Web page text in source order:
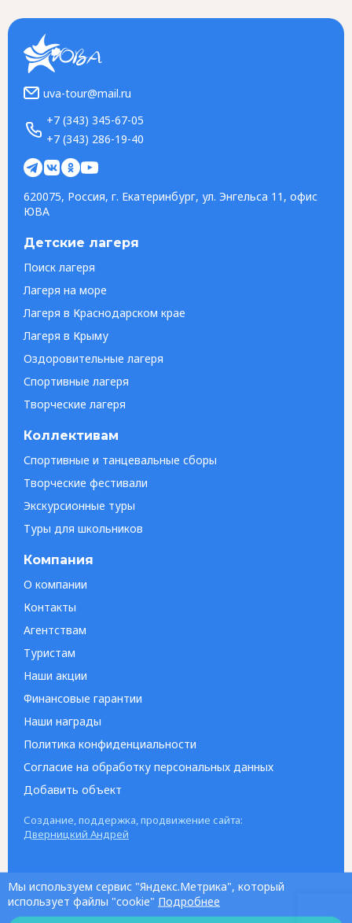
uva-tour@mail.ru
+7 (343) 345-67-05
+7 (343) 286-19-40
620075, Россия, г. Екатеринбург, ул. Энгельса 11, офис
ЮВА
Детские лагеря
Поиск лагеря
Лагеря на море
Лагеря в Краснодарском крае
Лагеря в Крыму
Оздоровительные лагеря
Спортивные лагеря
Творческие лагеря
Коллективам
Спортивные и танцевальные сборы
Творческие фестивали
Экскурсионные туры
Туры для школьников
Компания
О компании
Контакты
Агентствам
Туристам
Наши акции
Финансовые гарантии
Наши награды
Политика конфиденциальности
Согласие на обработку персональных данных
Добавить объект
Создание, поддержка, продвижение сайта:
Дверницкий Андрей
Мы используем сервис "Яндекс.Метрика", который
использует файлы "cookie" Подробнее